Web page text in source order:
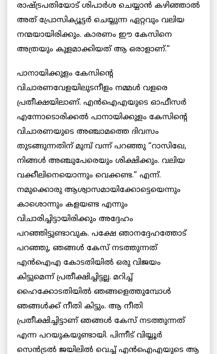
രാഷ്ട്രപതിയോട് ശിപാർശ ചെയ്യാൻ കഴിഞ്ഞാൽ
അത് പ്രോസിക്യൂട്ടർ ചെയ്യുന്ന ഏറ്റവും വലിയ
നന്മയായിരിക്കും. കാരണം ഈ കേസിനെ
അത്രയും കുളമാക്കിയത് ആ ഒരാളാണ്.”
പാനായിക്കുളം കേസിന്റെ
വിചാരണവേളയിലുടനീളം നമ്മൾ വളരെ
പ്രതീക്ഷയിലാണ്. എൻഐഎയുടെ ഓഫീസർ
എന്നോടൊരിക്കൽ പാനായിക്കുളം കേസിന്റെ
വിചാരണയുടെ അഞ്ചാമത്തെ ദിവസം
തുടങ്ങുന്നതിന് മുമ്പ് വന്ന് പറഞ്ഞു “റാസിഖേ,
നിങ്ങൾ അഞ്ചുപേരെയും ശിക്ഷിക്കും. വലിയ
വക്കീലിനെയൊന്നും വെക്കണ്ട.” എന്ന്.
നമുക്കൊരു ആശ്വാസമായിക്കോട്ടെയെന്നും
കാശൊന്നും കളയണ്ട എന്നും
വിചാരിച്ചിട്ടായിരിക്കും അദ്ദേഹം
പറഞ്ഞിട്ടുണ്ടാവുക. പക്ഷേ ഞാനദ്ദേഹത്തോട്
പറഞ്ഞു, ഞങ്ങൾ കേസ് നടത്തുന്നത്
എൻഐഎ കോടതിയിൽ ഒരു വിജയം
കിട്ടുമെന്ന് പ്രതീക്ഷിച്ചിട്ടല്ല. മറിച്ച്
ഹൈക്കോടതിയിൽ ഞങ്ങളെത്തുമ്പോൾ
ഞങ്ങൾക്ക് നീതി കിട്ടും. ആ നീതി
പ്രതീക്ഷിച്ചിട്ടാണ് ഞങ്ങൾ കേസ് നടത്തുന്നത്
എന്ന പറയുകയുണ്ടായി. പിന്നീട് വിയ്യൂർ
സെൻട്രൽ ജയിലിൽ വെച്ച് എൻഐഎയുടെ ആ